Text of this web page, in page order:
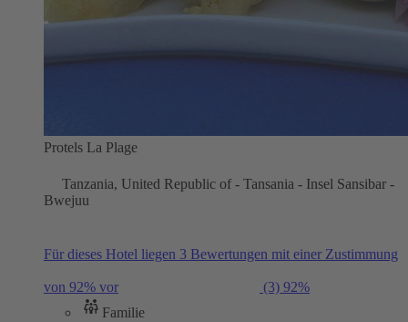
Protels La Plage
Tanzania, United Republic of - Tansania - Insel Sansibar -
Bwejuu
Für dieses Hotel liegen 3 Bewertungen mit einer Zustimmung
von 92% vor (3) 92%
Familie